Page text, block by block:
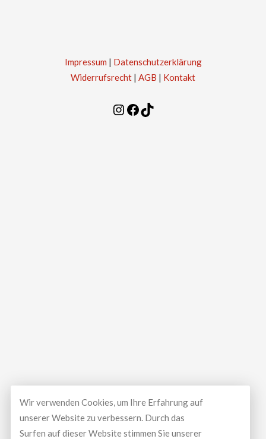
Impressum | Datenschutzerklärung
Widerrufsrecht | AGB | Kontakt
Instagram
Facebook
© Copyright 2026LUXEAL GMBHAll Rights Reserved.
Wir verwenden Cookies, um Ihre Erfahrung auf
unserer Website zu verbessern. Durch das
Surfen auf dieser Website stimmen Sie unserer